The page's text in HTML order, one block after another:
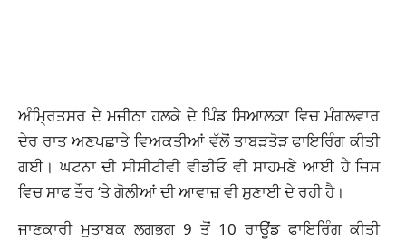
ਅੰਮ੍ਰਿਤਸਰ ਦੇ ਮਜੀਠਾ ਹਲਕੇ ਦੇ ਪਿੰਡ ਸਿਆਲਕਾ ਵਿਚ ਮੰਗਲਵਾਰ
ਦੇਰ ਰਾਤ ਅਣਪਛਾਤੇ ਵਿਅਕਤੀਆਂ ਵੱਲੋਂ ਤਾਬੜਤੋੜ ਫਾਇਰਿੰਗ ਕੀਤੀ
ਗਈ। ਘਟਨਾ ਦੀ ਸੀਸੀਟੀਵੀ ਵੀਡੀਓ ਵੀ ਸਾਹਮਣੇ ਆਈ ਹੈ ਜਿਸ
ਵਿਚ ਸਾਫ ਤੌਰ ‘ਤੇ ਗੋਲੀਆਂ ਦੀ ਆਵਾਜ਼ ਵੀ ਸੁਣਾਈ ਦੇ ਰਹੀ ਹੈ।
ਜਾਣਕਾਰੀ ਮੁਤਾਬਕ ਲਗਭਗ 9 ਤੋਂ 10 ਰਾਊਂਡ ਫਾਇਰਿੰਗ ਕੀਤੀ